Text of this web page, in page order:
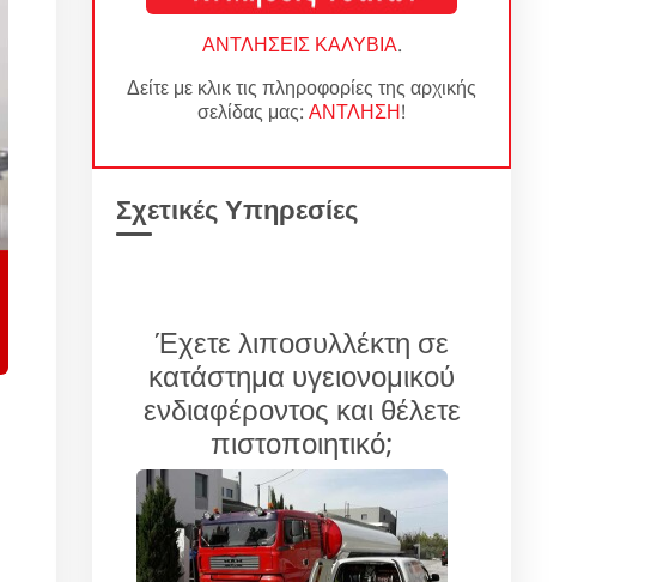
ΑΝΤΛΗΣΕΙΣ ΚΑΛΥΒΙΑ.
Δείτε με κλικ τις πληροφορίες της αρχικής
σελίδας μας: ΑΝΤΛΗΣΗ!
Σχετικές Υπηρεσίες
Έχετε λιποσυλλέκτη σε
κατάστημα υγειονομικού
ενδιαφέροντος και θέλετε
πιστοποιητικό;